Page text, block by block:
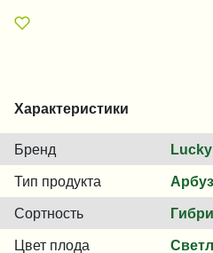
Характеристики
Бренд
Тип продукта Арбуз
Сортность
Цвет плода